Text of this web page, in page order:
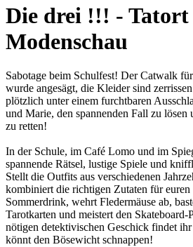
Die drei !!! - Tatort
Modenschau
Sabotage beim Schulfest! Der Catwalk
wurde angesägt, die Kleider sind
plötzlich unter einem furchtbaren
und Marie, den spannenden Fall zu lösen
zu retten!
In der Schule, im Café Lomo und im
spannende Rätsel, lustige Spiele und
Stellt die Outfits aus verschiedenen
kombiniert die richtigen Zutaten für
Sommerdrink, wehrt Fledermäuse ab,
Tarotkarten und meistert den Skateboard-
nötigen detektivischen Geschick findet
könnt den Bösewicht schnappen!